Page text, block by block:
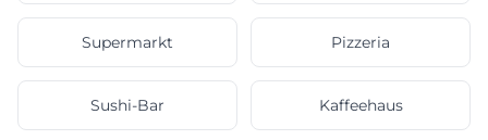
Supermarkt Pizzeria
Sushi-Bar Kaffeehaus